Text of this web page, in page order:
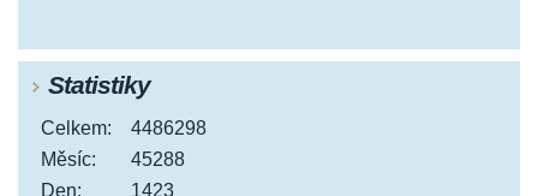
Statistiky
Celkem:
4486298
Měsíc:
45288
Den:
1423